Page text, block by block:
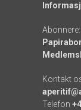
Abonnere:
Kontakt
Telefon